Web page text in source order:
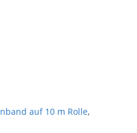
auf 10 m Rolle,